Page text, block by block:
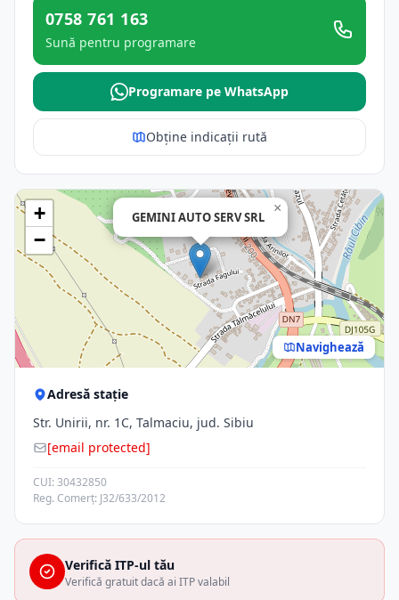
0758 761 163
Sună pentru programare
Programare pe WhatsApp
Obține indicații rută
GEMINI AUTO SERV SRL
×
+
−
Navighează
Adresă stație
Str. Unirii, nr. 1C, Talmaciu, jud. Sibiu
[email protected]
CUI: 30432850
Reg. Comerț: J32/633/2012
Verifică ITP-ul tău
Verifică gratuit dacă ai ITP valabil